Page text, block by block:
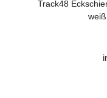
Track48